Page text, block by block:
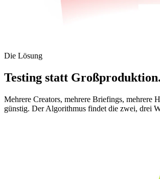
Die Lösung
Testing statt Großproduktion.
Mehrere Creators, mehrere Briefings, mehrere
günstig. Der Algorithmus findet die zwei, drei